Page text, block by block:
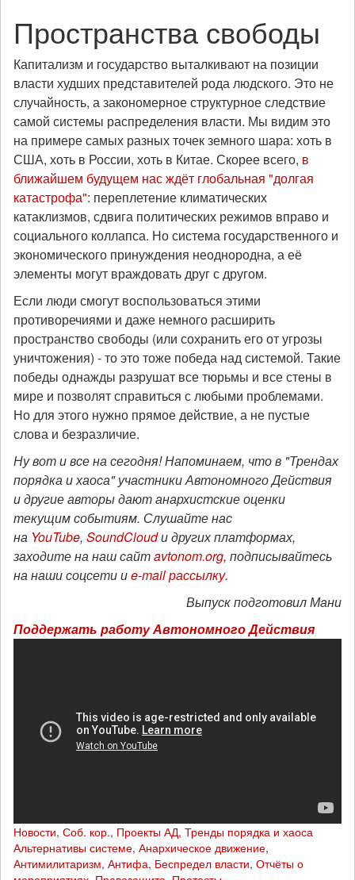
Пространства свободы
Капитализм и государство выталкивают на позиции
власти худших представителей рода людского. Это не
случайность, а закономерное структурное следствие
самой системы распределения власти. Мы видим это
на примере самых разных точек земного шара: хоть в
США, хоть в России, хоть в Китае. Скорее всего, в
ближайшем будущем нас ждёт глобальная "долгая
катастрофа": переплетение климатических
катаклизмов, сдвига политических режимов вправо и
социального коллапса. Но система государственного и
экономического принуждения неоднородна, а её
элементы могут враждовать друг с другом.
Если люди смогут воспользоваться этими
противоречиями и даже немного расширить
пространство свободы (или сохранить его от угрозы
уничтожения) - то это тоже победа над системой. Такие
победы однажды разрушат все тюрьмы и все стены в
мире и позволят справиться с любыми проблемами.
Но для этого нужно прямое действие, а не пустые
слова и безразличие.
Ну вот и все на сегодня! Напоминаем, что в "Трендах
порядка и хаоса" участники Автономного Действия
и другие авторы дают анархистские оценки
текущим событиям. Слушайте нас
на YouTube, SoundCloudи других платформах,
заходите на наш сайтavtonom.org, подписывайтесь
на наши соцсети иe-mail рассылку.
Выпуск подготовил Мани
Поддержать работу Автономного Действия
Новости, Соб. кор., Проекты АД, Тренды порядка и хаоса
Альтернативы системе, Анархическое движение,
Антимилитаризм, Антифа, Беспредел власти, Отчёты о